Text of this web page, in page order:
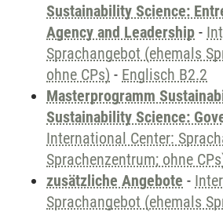
Sustainability Science:
Agency and Leadership -
Sprachangebot (ehemals
ohne CPs) - Englisch B2.2
Masterprogramm
Sustainability Science:
International Center:
Sprachenzentrum; ohne
zusätzliche Angebote -
Sprachangebot (ehemals